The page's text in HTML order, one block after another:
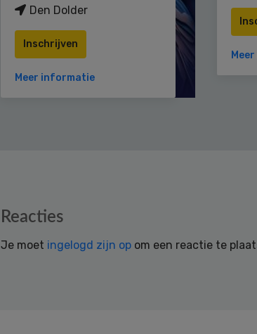
Den Dolder
Inschrijven
Meer informatie
Reacties
Je moet ingelogd zijn op om een reactie te